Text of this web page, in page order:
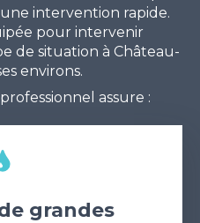
intervention rapide.
pour intervenir
de situation à Château-
environs.
assure :
grandes